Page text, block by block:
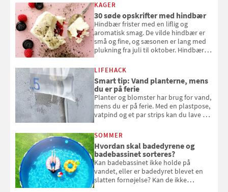
KAGER
30 søde opskrifter med hindbær
Hindbær frister med en liflig og
aromatisk smag. De vilde hindbær er
små og fine, og sæsonen er lang med
plukning fra juli til oktober. Hindbær
kan bruge dine hindbær i alt fra
bagværk og salater til is og syltning.
LIFEHACK
Smart tip: Vand planterne, mens
du er på ferie
Planter og blomster har brug for vand,
mens du er på ferie. Med en plastpose,
vatpind og et par strips kan du lave dit
at bede naboen om at vande eller
SOMMER
Hvordan skal badedyrene og
badebassinet sorteres?
Kan badebassinet ikke holde på
vandet, eller er badedyret blevet en
slatten fornøjelse? Kan de ikke